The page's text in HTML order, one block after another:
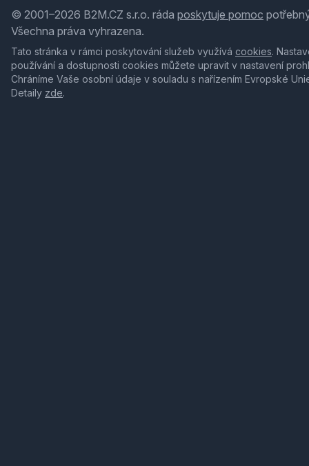
© 2001–2026 B2M.CZ s.r.o. ráda poskytuje pomoc
Všechna práva vyhrazena.
Tato stránka v rámci poskytování služeb využívá cookies.
používání a dostupnosti cookies můžete upravit v nastavení
Chráníme Vaše osobní údaje v souladu s nařízením Evropské
Detaily zde.